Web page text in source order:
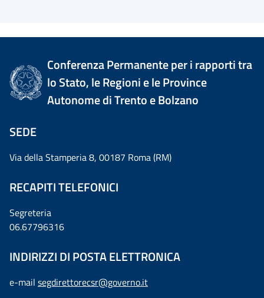
Conferenza Permanente per i rapporti tra
lo Stato, le Regioni e le Province
Autonome di Trento e Bolzano
SEDE
Via della Stamperia 8, 00187 Roma (RM)
RECAPITI TELEFONICI
Segreteria
06.67796316
INDIRIZZI DI POSTA ELETTRONICA
e-mail segdirettorecsr@governo.it